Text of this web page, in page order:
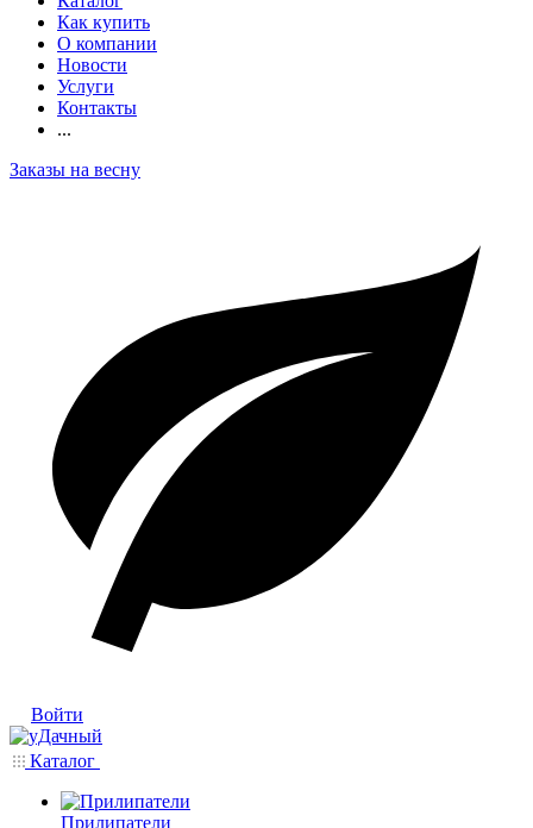
Как купить
О компании
Новости
Услуги
Контакты
...
Заказы на весну
Войти
Каталог
Прилипатели